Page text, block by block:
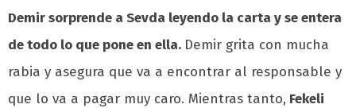
Demir sorprende a Sevda leyendo la carta y se entera
de todo lo que pone en ella. Demir grita con mucha
rabia y asegura que va a encontrar al responsable y
que lo va a pagar muy caro. Mientras tanto, Fekeli